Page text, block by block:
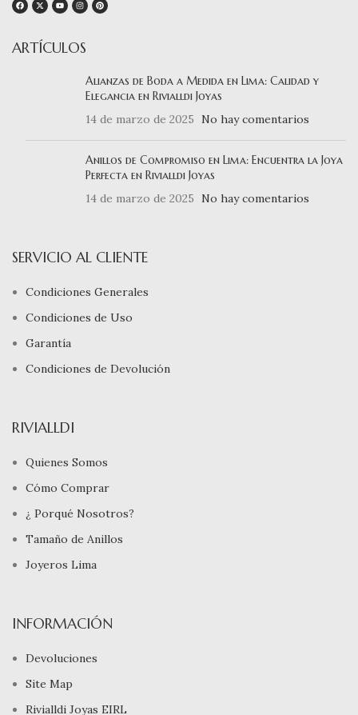
ARTÍCULOS
Alianzas de Boda a Medida en Lima: Calidad y
Elegancia en Rivialldi Joyas
14 de marzo de 2025
No hay comentarios
Anillos de Compromiso en Lima: Encuentra la Joya
Perfecta en Rivialldi Joyas
14 de marzo de 2025
No hay comentarios
SERVICIO AL CLIENTE
Condiciones Generales
Condiciones de Uso
Garantía
Condiciones de Devolución
RIVIALLDI
Quienes Somos
Cómo Comprar
¿ Porqué Nosotros?
Tamaño de Anillos
Joyeros Lima
INFORMACIÓN
Devoluciones
Site Map
Rivialldi Joyas EIRL